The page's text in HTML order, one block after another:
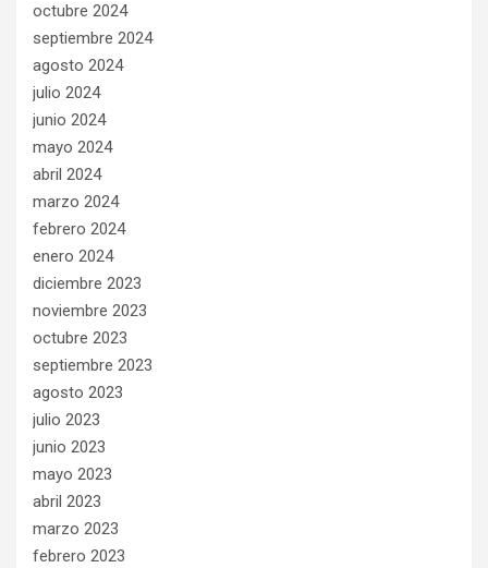
octubre 2024
septiembre 2024
agosto 2024
julio 2024
junio 2024
mayo 2024
abril 2024
marzo 2024
febrero 2024
enero 2024
diciembre 2023
noviembre 2023
octubre 2023
septiembre 2023
agosto 2023
julio 2023
junio 2023
mayo 2023
abril 2023
marzo 2023
febrero 2023